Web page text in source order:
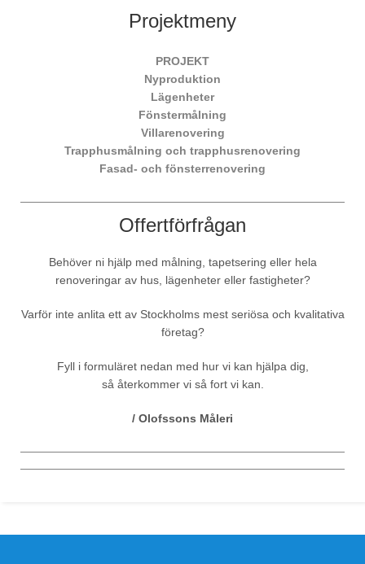
Projektmeny
PROJEKT
Nyproduktion
Lägenheter
Fönstermålning
Villarenovering
Trapphusmålning och trapphusrenovering
Fasad- och fönsterrenovering
Offertförfrågan
Behöver ni hjälp med målning, tapetsering eller hela
renoveringar av hus, lägenheter eller fastigheter?
Varför inte anlita ett av Stockholms mest seriösa och kvalitativa
företag?
Fyll i formuläret nedan med hur vi kan hjälpa dig,
så återkommer vi så fort vi kan.
/ Olofssons Måleri